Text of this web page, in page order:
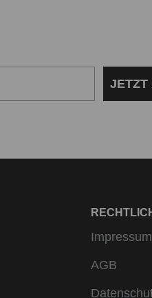
Finde den Style,
und hochwertige
und Optik verzichten
JETZT
Impressum
AGB